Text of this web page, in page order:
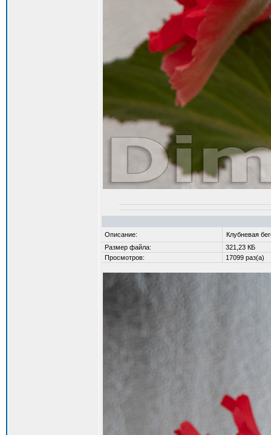
Описание:
Клубневая
Размер файла:
321,23 КБ
Просмотров:
17099 раз(а)